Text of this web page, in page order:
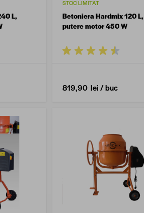
L,
STOC LIMITAT
Betoniera Hardmix 120 L,
putere motor 450 W
819,90 lei/ buc